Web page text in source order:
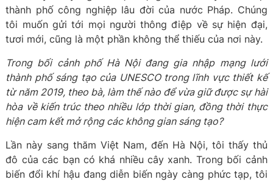
thành phố công nghiệp lâu đời của nước Pháp. Chúng
tôi muốn gửi tới mọi người thông điệp về sự hiện đại,
tươi mới, cũng là một phần không thể thiếu của nơi này.
Trong bối cảnh phố Hà Nội đang gia nhập mạng lưới
thành phố sáng tạo của UNESCO trong lĩnh vực thiết kế
từ năm 2019, theo bà, làm thế nào để vừa giữ được sự hài
hòa về kiến trúc theo nhiều lớp thời gian, đồng thời thực
hiện cam kết mở rộng các không gian sáng tạo?
Lần này sang thăm Việt Nam, đến Hà Nội, tôi thấy thủ
đô của các bạn có khá nhiều cây xanh. Trong bối cảnh
biến đổi khí hậu đang diễn biến ngày càng phức tạp, tôi